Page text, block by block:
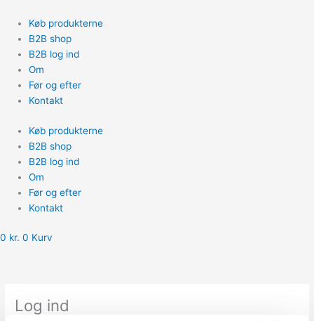
indholdet
Køb produkterne
B2B shop
B2B log ind
Om
Før og efter
Kontakt
Køb produkterne
B2B shop
B2B log ind
Om
Før og efter
Kontakt
0 kr. 0 Kurv
Log ind